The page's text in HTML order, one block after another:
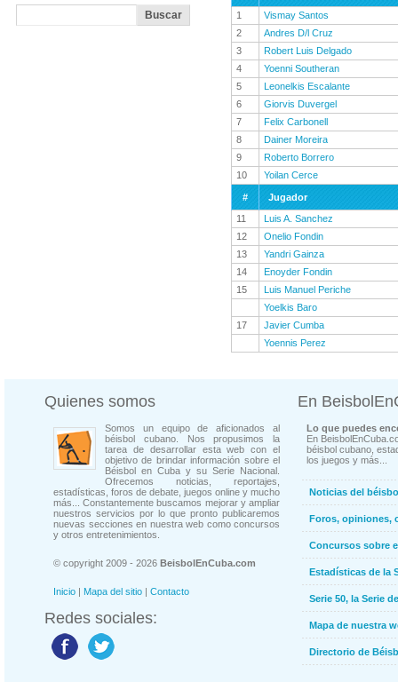
1
Vismay Santos
2
Andres D/l Cruz
3
Robert Luis Delgado
4
Yoenni Southeran
5
Leonelkis Escalante
6
Giorvis Duvergel
7
Felix Carbonell
8
Dainer Moreira
9
Roberto Borrero
10
Yoilan Cerce
#
Jugador
11
Luis A. Sanchez
12
Onelio Fondin
13
Yandri Gainza
14
Enoyder Fondin
15
Luis Manuel Periche
Yoelkis Baro
17
Javier Cumba
Yoennis Perez
Quienes somos
Somos un equipo de aficionados al
béisbol cubano. Nos propusimos la
tarea de desarrollar esta web con el
objetivo de brindar información sobre el
Béisbol en Cuba y su Serie Nacional.
Ofrecemos noticias, reportajes,
estadísticas, foros de debate, juegos online y mucho
más... Constantemente buscamos mejorar y ampliar
nuestros servicios por lo que pronto publicaremos
nuevas secciones en nuestra web como concursos
y otros entretenimientos.
© copyright 2009 - 2026 BeisbolEnCuba.com
Inicio | Mapa del sitio | Contacto
Redes sociales:
En
Lo que puedes
En
béisbol cubano,
los juegos y más...
Noticias del
Foros, opiniones,
Concursos sobre
Estadísticas de la
Serie 50, la Serie
Mapa de nuestra
Directorio de